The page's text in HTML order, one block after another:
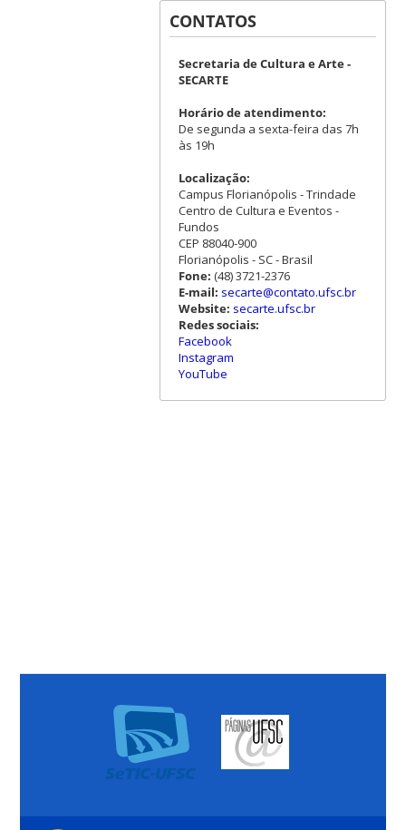
CONTATOS
Secretaria de Cultura e Arte -
SECARTE
Horário de atendimento:
De segunda a sexta-feira das 7h
às 19h
Localização:
Campus Florianópolis - Trindade
Centro de Cultura e Eventos -
Fundos
CEP 88040-900
Florianópolis - SC - Brasil
Fone: (48) 3721-2376
E-mail: secarte@contato.ufsc.br
Website: secarte.ufsc.br
Redes sociais:
Facebook
Instagram
YouTube